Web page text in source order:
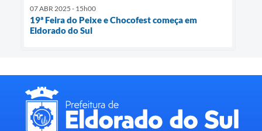
07 ABR 2025 - 15h00
19ª Feira do Peixe e Chocofest começa em
Eldorado do Sul